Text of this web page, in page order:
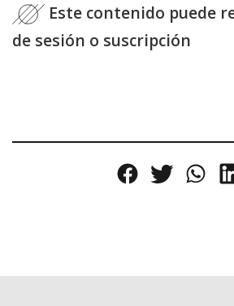
Este contenido puede
de sesión o suscripción